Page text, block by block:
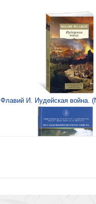
Флавий И. Иудейская война.
Книга Иисуса Навина